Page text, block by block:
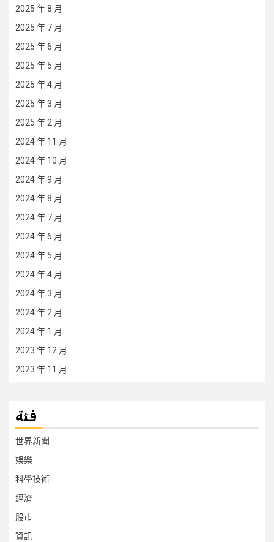
2025 年 8 月
2025 年 7 月
2025 年 6 月
2025 年 5 月
2025 年 4 月
2025 年 3 月
2025 年 2 月
2024 年 11 月
2024 年 10 月
2024 年 9 月
2024 年 8 月
2024 年 7 月
2024 年 6 月
2024 年 5 月
2024 年 4 月
2024 年 3 月
2024 年 2 月
2024 年 1 月
2023 年 12 月
2023 年 11 月
فئة
世界新聞
娛樂
科學技術
經濟
股市
資訊